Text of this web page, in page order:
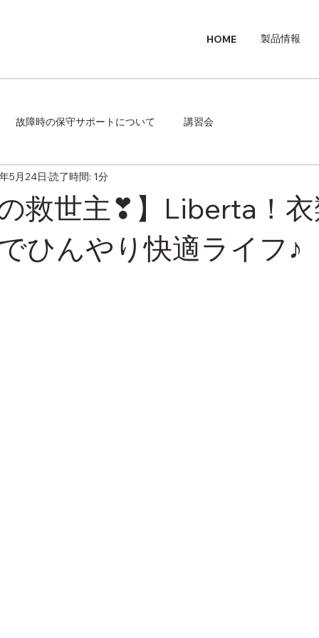
HOME 製品情報
故障時の保守サポートについて 講習会
の救世主❣】Liberta！
ひんやり快適ライフ♪
5月24日 読了時間: 1分